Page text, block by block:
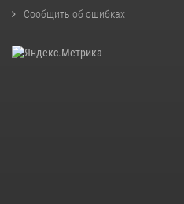
Сообщить об ошибках